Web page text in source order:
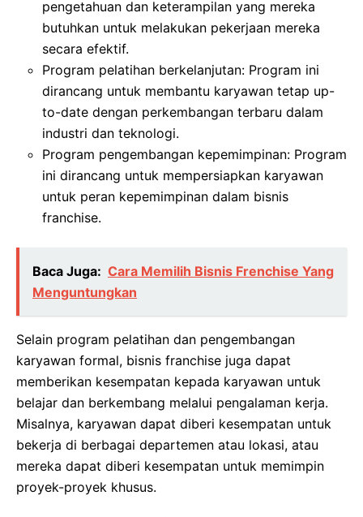
pengetahuan dan keterampilan yang mereka
butuhkan untuk melakukan pekerjaan mereka
secara efektif.
Program pelatihan berkelanjutan: Program ini
dirancang untuk membantu karyawan tetap up-
to-date dengan perkembangan terbaru dalam
industri dan teknologi.
Program pengembangan kepemimpinan: Program
ini dirancang untuk mempersiapkan karyawan
untuk peran kepemimpinan dalam bisnis
franchise.
Baca Juga: Cara Memilih Bisnis Frenchise Yang
Menguntungkan
Selain program pelatihan dan pengembangan
karyawan formal, bisnis franchise juga dapat
memberikan kesempatan kepada karyawan untuk
belajar dan berkembang melalui pengalaman kerja.
Misalnya, karyawan dapat diberi kesempatan untuk
bekerja di berbagai departemen atau lokasi, atau
mereka dapat diberi kesempatan untuk memimpin
proyek-proyek khusus.